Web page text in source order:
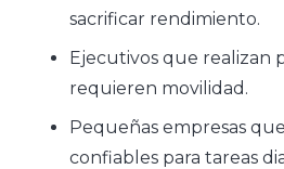
sacrificar rendimiento.
Ejecutivos que realizan
requieren movilidad.
Pequeñas empresas
confiables para tareas